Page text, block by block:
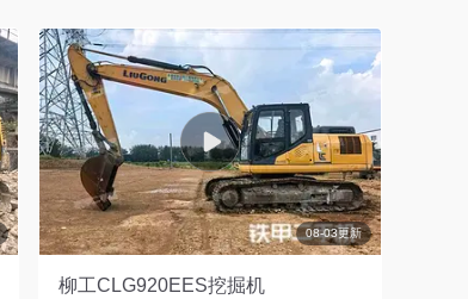
08-03更新
柳工CLG920EES挖掘机